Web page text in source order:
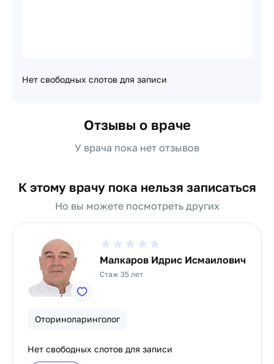
Нет свободных слотов для записи
Отзывы о враче
У врача пока нет отзывов
К этому врачу пока нельзя записаться
Но вы можете посмотреть других
Малкаров Идрис Исмаилович
Стаж 35 лет
Оториноларинголог
Нет свободных слотов для записи